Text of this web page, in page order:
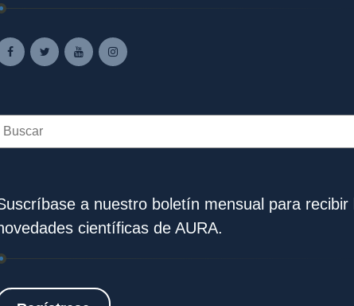
Search
a nuestro boletín mensual para
científicas de AURA.